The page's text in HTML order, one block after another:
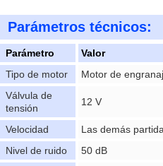
Parámetros técnicos:
Parámetro
Valor
Tipo de motor
Motor de
Válvula de
tensión
12 V
Velocidad
Las demás
Nivel de ruido
50 dB